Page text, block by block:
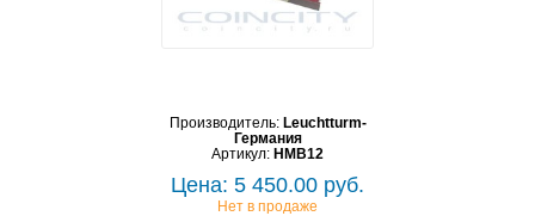
Производитель: Leuchtturm-
Германия
Артикул: HMB12
Цена: 5 450.00 руб.
Нет в продаже